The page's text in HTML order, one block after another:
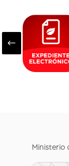
#
Ministerio